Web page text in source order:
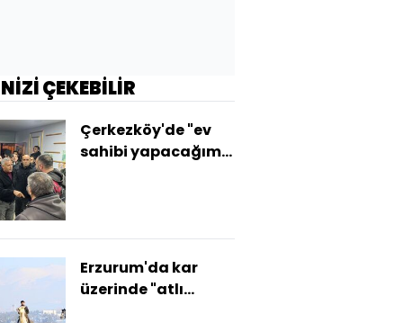
ÇEKEBİLİR
Çerkezköy'de "ev
sahibi yapacağım"
Erzurum'da kar
üzerinde "atlı